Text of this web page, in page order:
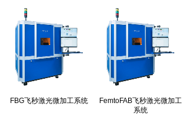
FBG飞秒激光微加工系统
FemtoFAB飞秒激光微加工
系统